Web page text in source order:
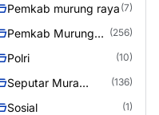
Pemkab murung raya (7)
Pemkab Murung
(256)
Polri (10)
Seputar Mura
(136)
Sosial (1)